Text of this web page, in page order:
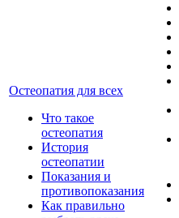
Остеопатия для всех
Что такое
остеопатия
История
остеопатии
Показания и
противопоказания
Как правильно